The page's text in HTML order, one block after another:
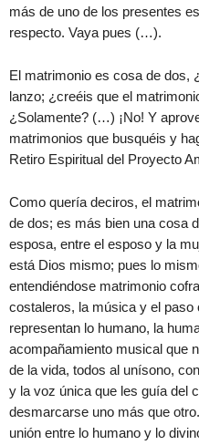
más de uno de los presentes
respecto. Vaya pues (…).
El matrimonio es cosa de dos,
lanzo; ¿creéis que el
¿Solamente? (…) ¡No! Y
matrimonios que busquéis y
Retiro Espiritual del Proyecto
Como quería deciros, el
de dos; es más bien una cosa
esposa, entre el esposo y la
está Dios mismo; pues lo
entendiéndose matrimonio
costaleros, la música y el
representan lo humano, la
acompañamiento musical que
de la vida, todos al unísono,
y la voz única que les guía del
desmarcarse uno más que otro.
unión entre lo humano y lo